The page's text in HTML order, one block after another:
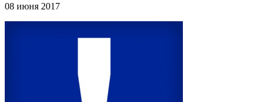
08 июня 2017